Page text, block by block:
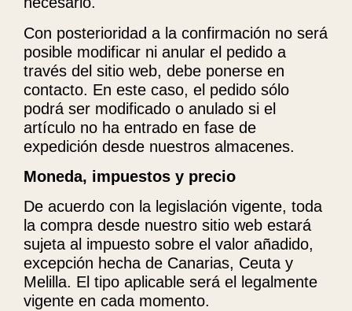
Con posterioridad a la confirmación no será
posible modificar ni anular el pedido a
través del sitio web, debe ponerse en
contacto. En este caso, el pedido sólo
podrá ser modificado o anulado si el
artículo no ha entrado en fase de
expedición desde nuestros almacenes.
Moneda, impuestos y precio
De acuerdo con la legislación vigente, toda
la compra desde nuestro sitio web estará
sujeta al impuesto sobre el valor añadido,
excepción hecha de Canarias, Ceuta y
Melilla. El tipo aplicable será el legalmente
vigente en cada momento.